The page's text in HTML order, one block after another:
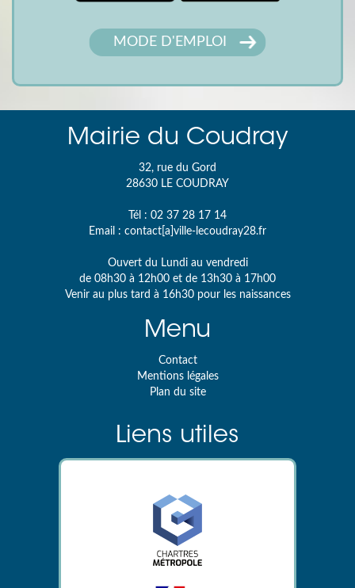
MODE D'EMPLOI
Mairie du Coudray
32, rue du Gord
28630 LE COUDRAY
Tél : 02 37 28 17 14
Email : contact[a]ville-lecoudray28.fr
Ouvert du Lundi au vendredi
de 08h30 à 12h00 et de 13h30 à 17h00
Venir au plus tard à 16h30 pour les naissances
Menu
Contact
Mentions légales
Plan du site
Liens utiles